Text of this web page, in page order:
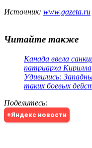
Источник: www.gazeta.ru
Читайте также
Канада ввела
патриарха Кирилла
Удивились:
таких боевых
Поделитесь:
+Яндекс новости